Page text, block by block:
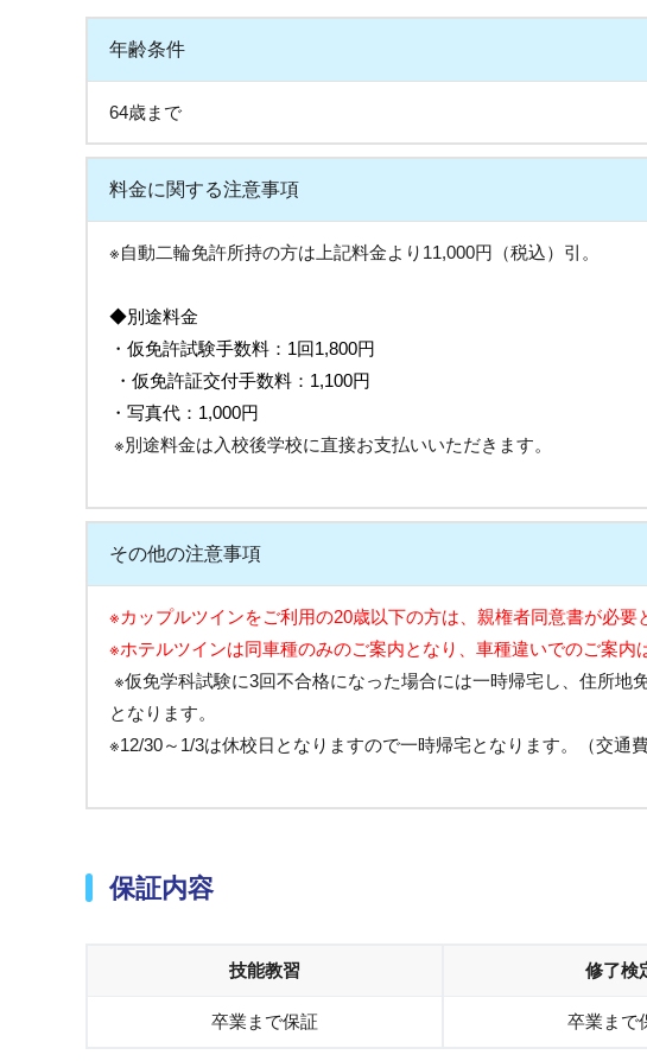
年齢条件
64歳まで
料金に関する注意事項
※自動二輪免許所持の方は上記料金より11,000円（税込）引。
◆別途料金
・仮免許試験手数料：1回1,800円
・仮免許証交付手数料：1,100円
・写真代：1,000円
※別途料金は入校後学校に直接お支払いいただきます。
その他の注意事項
※カップルツインをご利用の20歳以下の方は、親権者同意書が必要
※ホテルツインは同車種のみのご案内となり、車種違いでのご案内
※仮免学科試験に3回不合格になった場合には一時帰宅し、住所
となります。
※12/30～1/3は休校日となりますので一時帰宅となります。（交通費
保証内容
技能教習
卒業まで保証
修了検
卒業まで